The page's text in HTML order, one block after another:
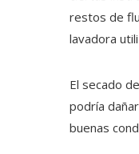
restos de
lavadora
El secado
podría
buenas